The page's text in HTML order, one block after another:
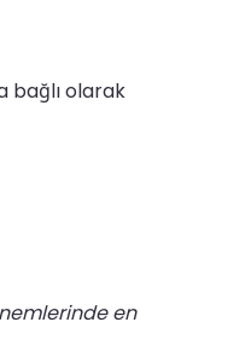
bağlı olarak
en